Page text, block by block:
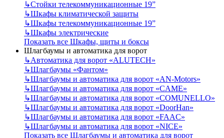
↳Стойки телекоммуникационные 19”
↳Шкафы климатической защиты
↳Шкафы телекоммуникационные 19”
↳Шкафы электрические
Показать все Шкафы, щиты и боксы
Шлагбаумы и автоматика для ворот
↳Автоматика для ворот «ALUTECH»
↳Шлагбаумы «Фантом»
↳Шлагбаумы и автоматика для ворот «AN-Motors»
↳Шлагбаумы и автоматика для ворот «CAME»
↳Шлагбаумы и автоматика для ворот «COMUNELLO»
↳Шлагбаумы и автоматика для ворот «DoorHan»
↳Шлагбаумы и автоматика для ворот «FAAC»
↳Шлагбаумы и автоматика для ворот «NICE»
Показать все Шлагбаумы и автоматика для ворот